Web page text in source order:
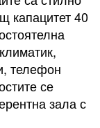
капацитет 40
телефон
се
зала с